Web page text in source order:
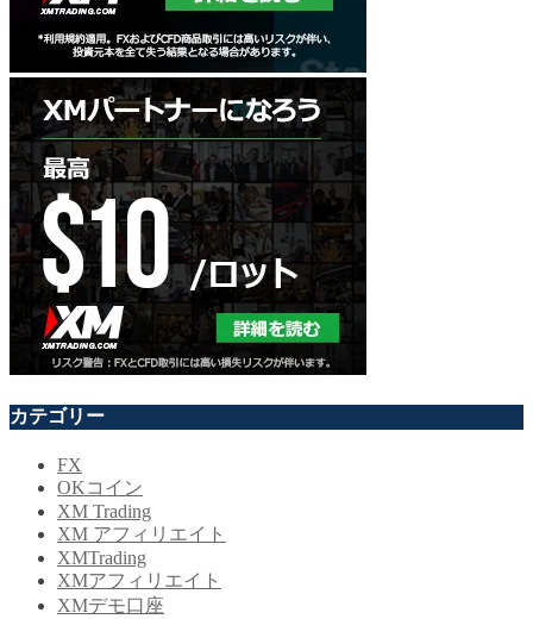
カテゴリー
FX
OKコイン
XM Trading
XM アフィリエイト
XMTrading
XMアフィリエイト
XMデモ口座